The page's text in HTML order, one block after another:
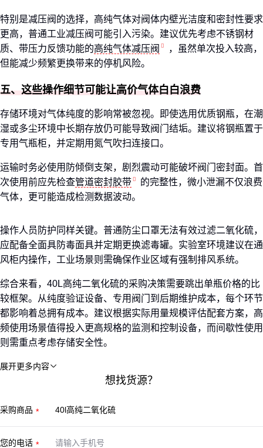
特别是减压阀的选择，高纯气体对阀体内壁光洁度和密封性要求
更高，普通工业减压阀可能引入污染。建议优先考虑不锈钢材
质、带压力反馈功能的高纯气体减压阀
，虽然单次投入较高，
但能减少频繁更换带来的停机风险。
五、这些操作细节可能让高价气体白白浪费
存储环境对气体纯度的影响常被忽视。即使选用优质钢瓶，在潮
湿或多尘环境中长期存放仍可能导致阀门结垢。建议将钢瓶置于
专用气瓶柜，并定期用氮气吹扫连接口。
运输时务必使用防倾倒支架，剧烈震动可能破坏阀门密封面。首
次使用前应先检查管道密封胶带
的完整性，微小泄漏不仅浪费
气体，更可能造成检测数据波动。
操作人员防护同样关键。普通防尘口罩无法有效过滤二氧化硫，
应配备全面具防毒面具并定期更换滤毒罐。实验室环境建议在通
风柜内操作，工业场景则需确保作业区域有强制排风系统。
综合来看，40L高纯二氧化硫的采购决策需要跳出单瓶价格的比
较框架。从纯度验证设备、专用阀门到后期维护成本，每个环节
都影响着总拥有成本。建议根据实际用量规模评估配套方案，高
频使用场景值得投入更高规格的监测和控制设备，而间歇性使用
则需重点考虑存储安全性。
展开更多内容
想找货源？
采购商品
您的电话